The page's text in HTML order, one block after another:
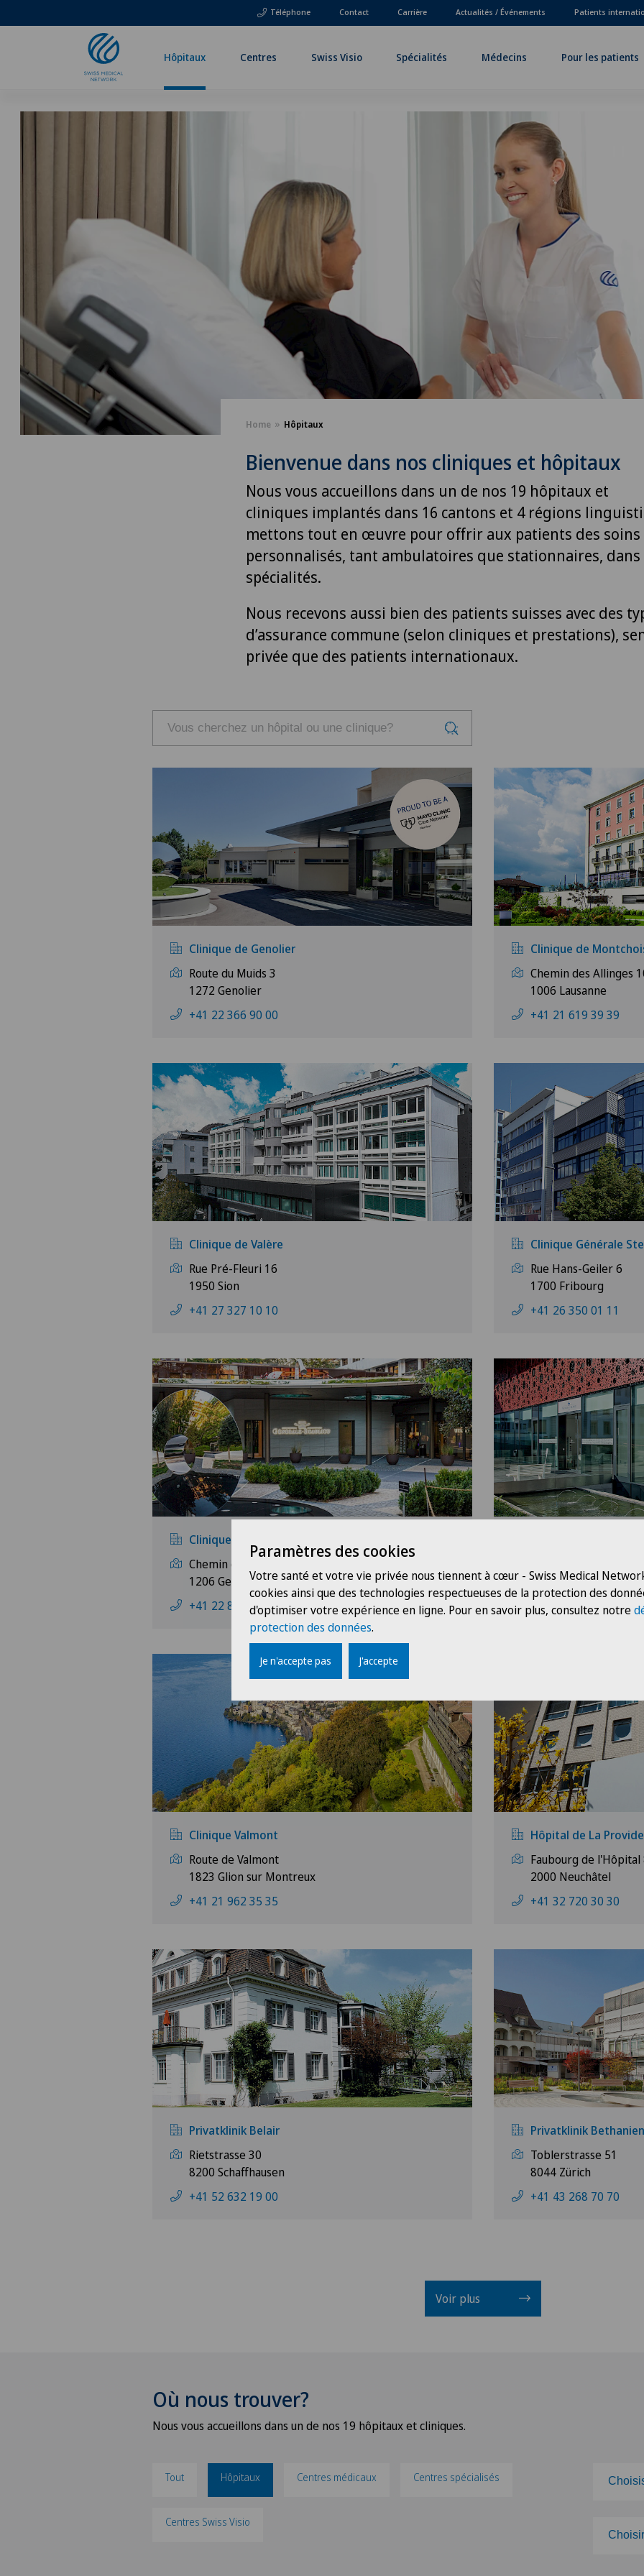
Téléphone Contact Carrière Actualités / Événements Patients
Hôpitaux Centres Swiss Visio Spécialités Médecins Pour les patients
Home Hôpitaux
Bienvenue dans nos cliniques et hôpitaux
Nous vous accueillons dans un de nos 19 hôpitaux et
cliniques implantés dans 16 cantons et 4 régions
mettons tout en œuvre pour offrir aux patients des soins
personnalisés, tant ambulatoires que stationnaires,
spécialités.
Nous recevons aussi bien des patients suisses avec des
d’assurance commune (selon cliniques et prestations),
privée que des patients internationaux.
Clinique de Genolier
Route du Muids 3
1272 Genolier
+41 22 366 90 00
Clinique de
Chemin des Allinges
1006 Lausanne
+41 21 619 39 39
Clinique de Valère
Rue Pré-Fleuri 16
1950 Sion
+41 27 327 10 10
Clinique Générale
Rue Hans-Geiler 6
1700 Fribourg
+41 26 350 01 11
Clinique Générale-Beaulieu
Chemin de Beau-Soleil 20
1206 Genève
+41 22 839 55 55
2300 La Chaux-de-
+41 32 910 04 00
Clinique Valmont
Route de Valmont
1823 Glion sur Montreux
+41 21 962 35 35
Hôpital de La
Faubourg de l'Hôpital
2000 Neuchâtel
+41 32 720 30 30
Privatklinik Belair
Rietstrasse 30
8200 Schaffhausen
+41 52 632 19 00
Privatklinik Bethanien
Toblerstrasse 51
8044 Zürich
+41 43 268 70 70
Voir plus
Où nous trouver?
Nous vous accueillons dans un de nos 19 hôpitaux et cliniques.
Tout Hôpitaux Centres médicaux Centres spécialisés
Centres Swiss Visio
Paramètres des cookies
Votre santé et votre vie privée nous tiennent à cœur - Swiss Medical
cookies ainsi que des technologies respectueuses de la protection des
d'optimiser votre expérience en ligne. Pour en savoir plus, consultez notre
protection des données.
Je n'accepte pas J'accepte